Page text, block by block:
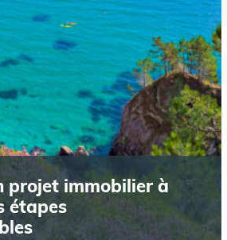
projet immobilier à
étapes